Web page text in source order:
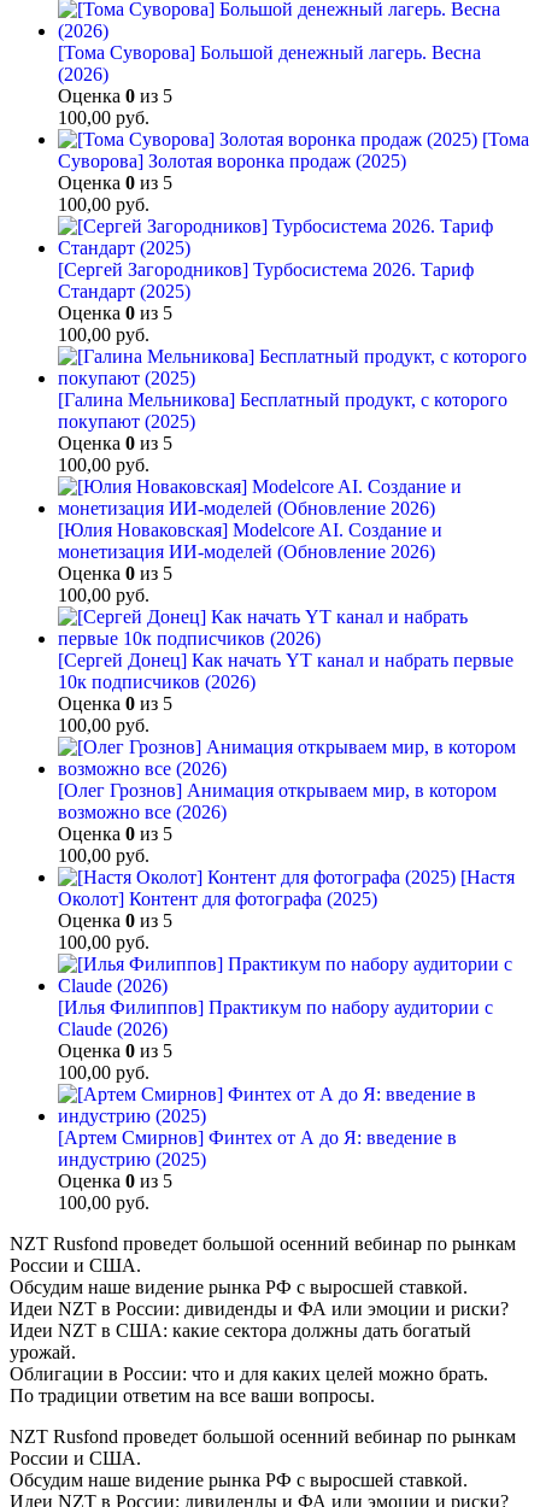
[Тома Суворова] Большой денежный лагерь. Весна
(2026)
Оценка 0 из 5
100,00 руб.
[Тома
Суворова] Золотая воронка продаж (2025)
Оценка 0 из 5
100,00 руб.
[Сергей Загородников] Турбосистема 2026. Тариф
Стандарт (2025)
Оценка 0 из 5
100,00 руб.
[Галина Мельникова] Бесплатный продукт, с которого
покупают (2025)
Оценка 0 из 5
100,00 руб.
[Юлия Новаковская] Modelcore AI. Создание и
монетизация ИИ-моделей (Обновление 2026)
Оценка 0 из 5
100,00 руб.
[Сергей Донец] Как начать YT канал и набрать первые
10к подписчиков (2026)
Оценка 0 из 5
100,00 руб.
[Олег Грознов] Анимация открываем мир, в котором
возможно все (2026)
Оценка 0 из 5
100,00 руб.
[Настя
Околот] Контент для фотографа (2025)
Оценка 0 из 5
100,00 руб.
[Илья Филиппов] Практикум по набору аудитории с
Claude (2026)
Оценка 0 из 5
100,00 руб.
[Артем Смирнов] Финтех от А до Я: введение в
индустрию (2025)
Оценка 0 из 5
100,00 руб.
NZT Rusfond проведет большой осенний вебинар по рынкам
России и США.
Обсудим наше видение рынка РФ с выросшей ставкой.
Идеи NZT в России: дивиденды и ФА или эмоции и риски?
Идеи NZT в США: какие сектора должны дать богатый
урожай.
Облигации в России: что и для каких целей можно брать.
По традиции ответим на все ваши вопросы.
NZT Rusfond проведет большой осенний вебинар по рынкам
России и США.
Обсудим наше видение рынка РФ с выросшей ставкой.
Идеи NZT в России: дивиденды и ФА или эмоции и риски?